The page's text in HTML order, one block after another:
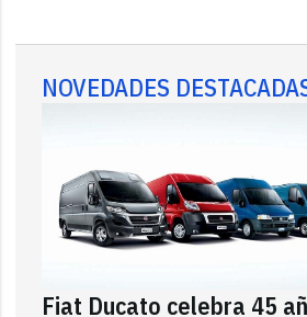
NOVEDADES
Fiat Ducato celebra 45